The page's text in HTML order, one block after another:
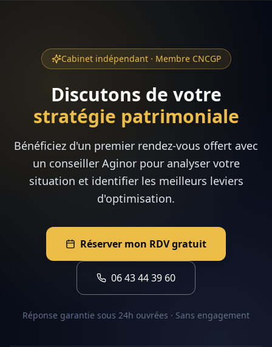
Cabinet indépendant · Membre CNCGP
Discutons de votre
stratégie patrimoniale
Bénéficiez d'un premier rendez-vous offert avec
un conseiller Aginor pour analyser votre
situation et identifier les meilleurs leviers
d'optimisation.
Réserver mon RDV gratuit
06 43 44 39 60
Réponse garantie sous 24h ouvrées · Sans engagement